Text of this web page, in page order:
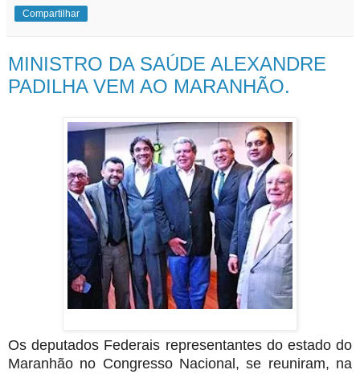
Compartilhar
MINISTRO DA SAÚDE ALEXANDRE
PADILHA VEM AO MARANHÃO.
Os deputados Federais representantes do estado do
Maranhão no Congresso Nacional, se reuniram, na